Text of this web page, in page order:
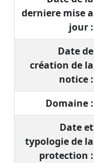
derniere mise a
jour :
Date de
création de la
notice :
Domaine :
Date et
typologie de la
protection :